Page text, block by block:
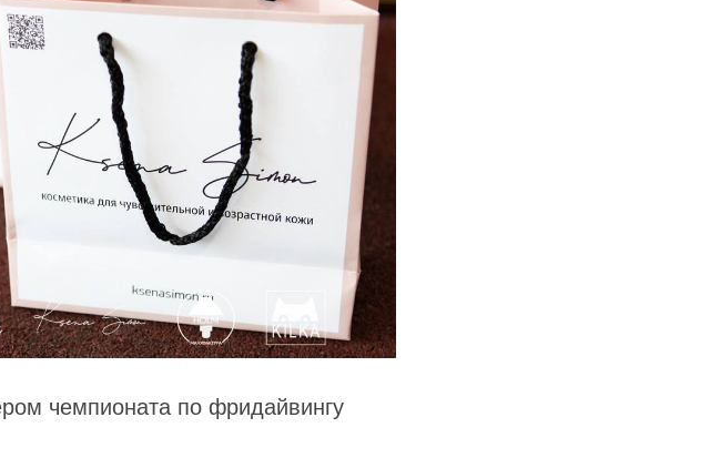
чемпионата по фридайвингу